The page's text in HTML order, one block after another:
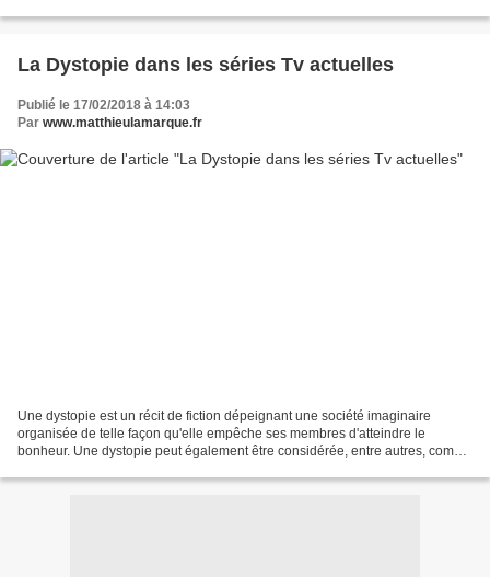
La Dystopie dans les séries Tv actuelles
Publié le 17/02/2018 à 14:03
Par www.matthieulamarque.fr
Une dystopie est un récit de fiction dépeignant une société imaginaire
organisée de telle façon qu'elle empêche ses membres d'atteindre le
bonheur. Une dystopie peut également être considérée, entre autres, comme